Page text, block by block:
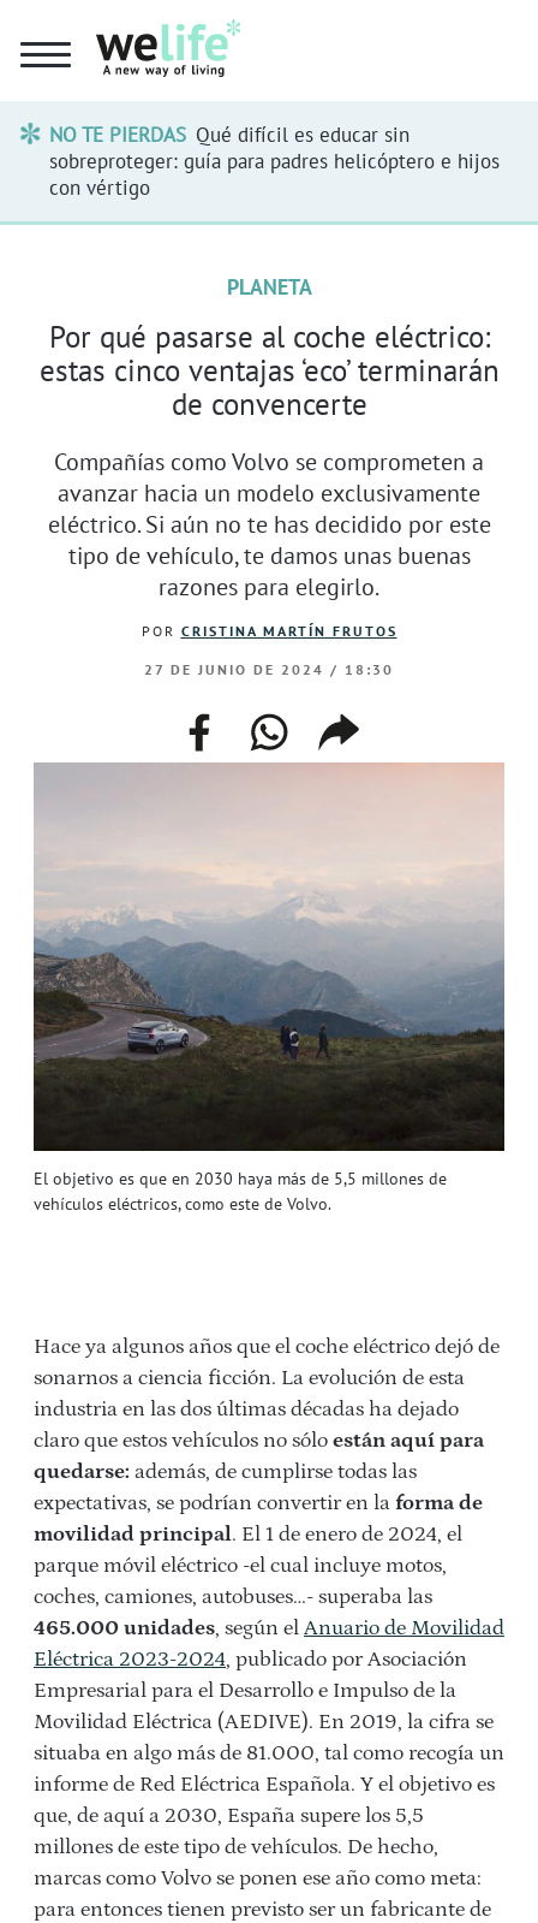
NO TE PIERDAS Qué difícil es educar sin
sobreproteger: guía para padres helicóptero e hijos
con vértigo
El objetivo es que en 2030 haya más de 5,5 millones de
vehículos eléctricos, como este de Volvo.
PLANETA
Por qué pasarse al coche eléctrico:
estas cinco ventajas ‘eco’ terminarán
de convencerte
Compañías como Volvo se comprometen a
avanzar hacia un modelo exclusivamente
eléctrico. Si aún no te has decidido por este
tipo de vehículo, te damos unas buenas
razones para elegirlo.
POR CRISTINA MARTÍN FRUTOS
27 DE JUNIO DE 2024 / 18:30
facebookwhatsappcompartir
enlace
Hace ya algunos años que el coche eléctrico dejó de
sonarnos a ciencia ficción. La evolución de esta
industria en las dos últimas décadas ha dejado
claro que estos vehículos no sólo están aquí para
quedarse: además, de cumplirse todas las
expectativas, se podrían convertir en la forma de
movilidad principal. El 1 de enero de 2024, el
parque móvil eléctrico -el cual incluye motos,
coches, camiones, autobuses…- superaba las
465.000 unidades, según el Anuario de Movilidad
Eléctrica 2023-2024, publicado por Asociación
Empresarial para el Desarrollo e Impulso de la
Movilidad Eléctrica (AEDIVE). En 2019, la cifra se
situaba en algo más de 81.000, tal como recogía un
informe de Red Eléctrica Española. Y el objetivo es
que, de aquí a 2030, España supere los 5,5
millones de este tipo de vehículos. De hecho,
marcas como Volvo se ponen ese año como meta:
para entonces tienen previsto ser un fabricante de